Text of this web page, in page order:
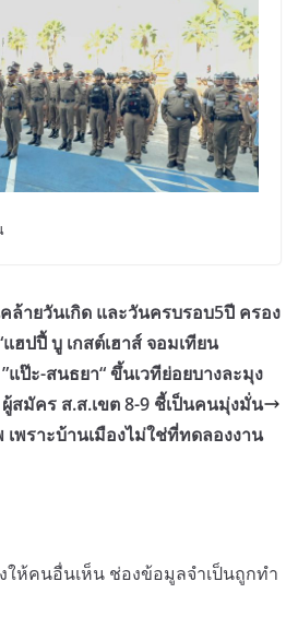
ล้ายวันเกิด และวันครบรอบ5ปี ครอง
ฮปปี้ บู เกสต์เฮาส์ จอมเทียน
ป๊ะ-สนธยา“ ขึ้นเวทีย่อยบางละมุง
สมัคร ส.ส.เขต 8-9 ชี้เป็นคนมุ่งมั่น
พราะบ้านเมืองไม่ใช่ที่ทดลองงาน
ให้คนอื่นเห็น ช่องข้อมูลจำเป็นถูกทำ